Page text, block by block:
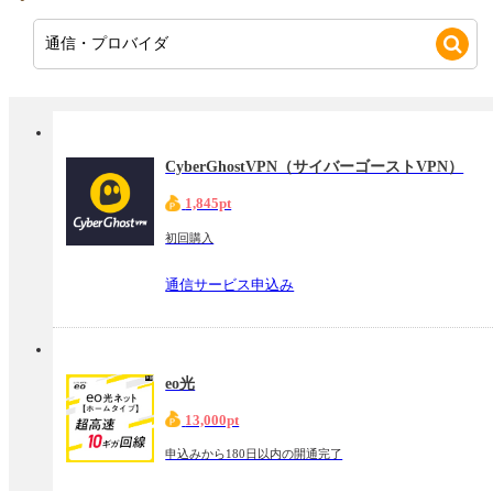
CyberGhostVPN（サイバーゴーストVPN）
1,845pt
初回購入
通信サービス申込み
eo光
13,000pt
申込みから180日以内の開通完了